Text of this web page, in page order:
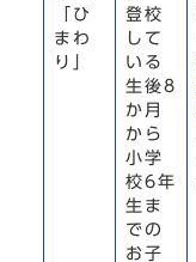
「ひ
まわ
り」
登校
して
いる
生後8
か月
から
小学
校6年
生ま
での
お子